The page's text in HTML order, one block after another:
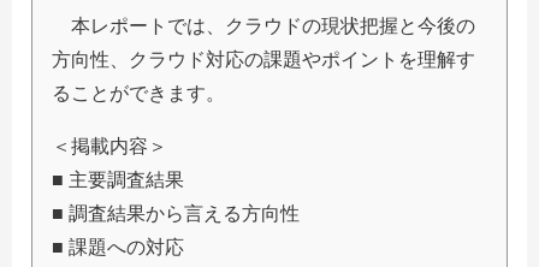
本レポートでは、クラウドの現状把握と今後の
方向性、クラウド対応の課題やポイントを理解す
ることができます。
＜掲載内容＞
■ 主要調査結果
■ 調査結果から言える方向性
■ 課題への対応